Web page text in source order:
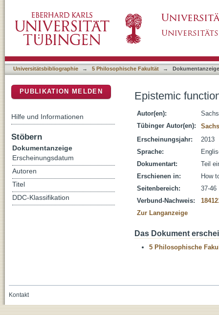
Universitätsbibliographie → 5 Philosophische Fakultät → Dokumentanzeige
Epistemic
Autor(en):
Tübinger Autor(en):
Erscheinungsjahr:
2013
Sprache:
Dokumentart:
Teil
Erschienen in:
How
Seitenbereich:
37-46
Verbund-Nachweis:
Zur Langanzeige
Das Dokument
5 Philosophische
PUBLIKATION MELDEN
Hilfe und Informationen
Stöbern
Dokumentanzeige
Erscheinungsdatum
Autoren
Titel
DDC-Klassifikation
Kontakt